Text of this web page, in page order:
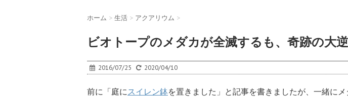
ホーム > 生活 > アクアリウム >
ビオトープのメダカが全滅するも、奇跡の大
2016/07/25 2020/04/10
前に「庭にスイレン鉢を置きました」と記事を書きましたが、一緒に